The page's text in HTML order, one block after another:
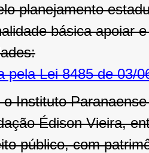
planejamento
básica apoiar
pela Lei 8485 de 03/
o Instituto
Édison Vieira,
público, com